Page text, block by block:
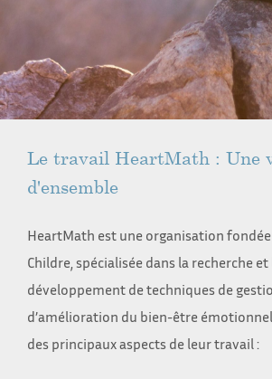
Le travail HeartMath : Une
d'ensemble
HeartMath est une organisation fondée
Childre, spécialisée dans la recherche et
développement de techniques de
d’amélioration du bien-être
des principaux aspects de leur travail :